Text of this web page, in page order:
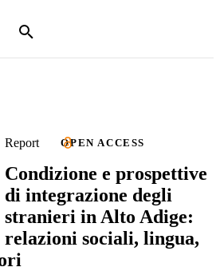
Report OPEN ACCESS
Condizione e prospettive
di integrazione degli
stranieri in Alto Adige:
relazioni sociali, lingua,